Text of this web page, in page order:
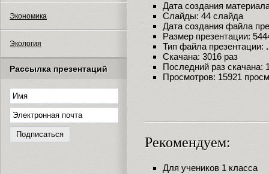
Экономика
Экология
Рассылка презентаций
Дата создания
Слайды: 44 слайда
Дата создания файла
Размер презентации:
Тип файла презентации:
Скачана: 3016 раз
Последний раз скачана:
Просмотров: 15921
Рекомендуем:
Для учеников 1 класса